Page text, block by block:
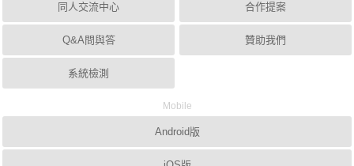
同人交流中心
Q&A問與答
系統檢測
合作提案
贊助我們
Mobile
Android版